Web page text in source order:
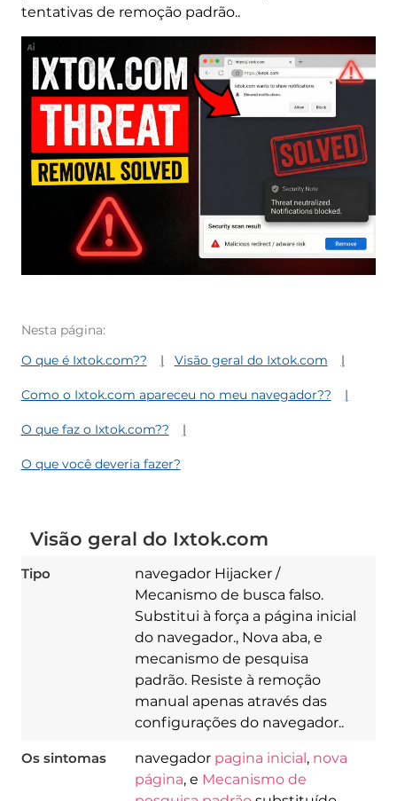
tentativas de remoção padrão..
Nesta página:
O que é Ixtok.com??
Visão geral do Ixtok.com
Como o Ixtok.com apareceu no meu navegador??
O que faz o Ixtok.com??
O que você deveria fazer?
Visão geral do Ixtok.com
Tipo
navegador Hijacker /
Mecanismo de busca falso.
Substitui à força a página inicial
do navegador., Nova aba, e
mecanismo de pesquisa
padrão. Resiste à remoção
manual apenas através das
configurações do navegador..
Os sintomas navegador pagina inicial, nova
página, e Mecanismo de